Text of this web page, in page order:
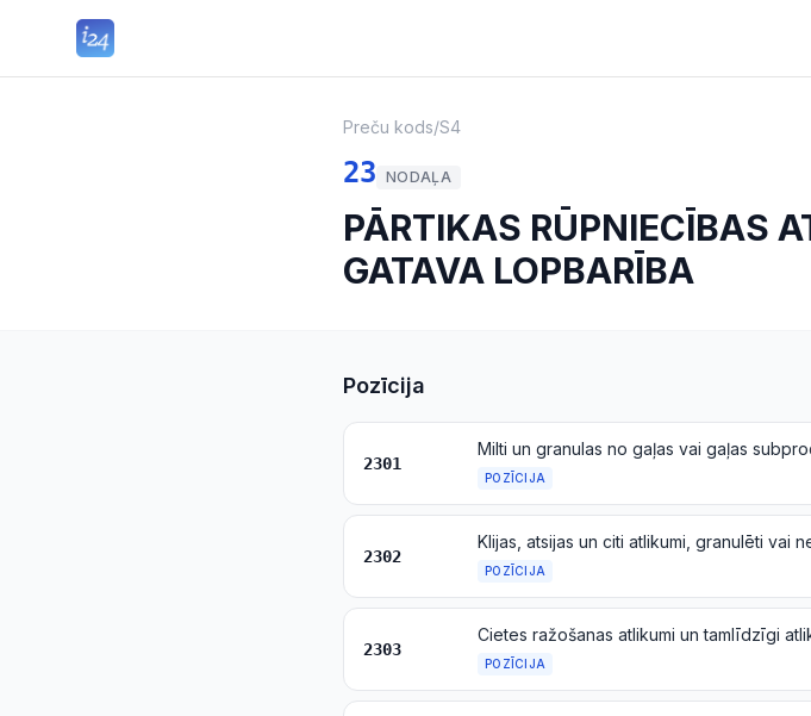
Preču kods/S4
23 NODAĻA
PĀRTIKAS RŪPNIECĪBAS
GATAVA LOPBARĪBA
Pozīcija
2301
POZĪCIJA
2302
POZĪCIJA
2303
POZĪCIJA